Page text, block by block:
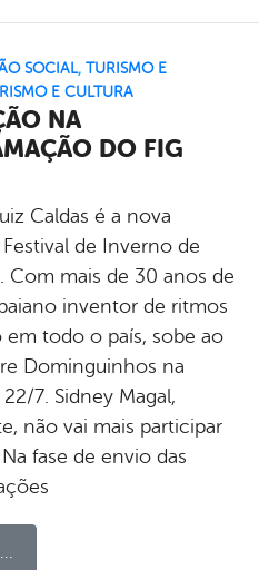
SOCIAL, TURISMO E
E CULTURA
NA
DO FIG
Caldas é a nova
de Inverno de
Com mais de 30 anos de
inventor de ritmos
em todo o país, sobe ao
Dominguinhos na
7. Sidney Magal,
não vai mais participar
fase de envio das